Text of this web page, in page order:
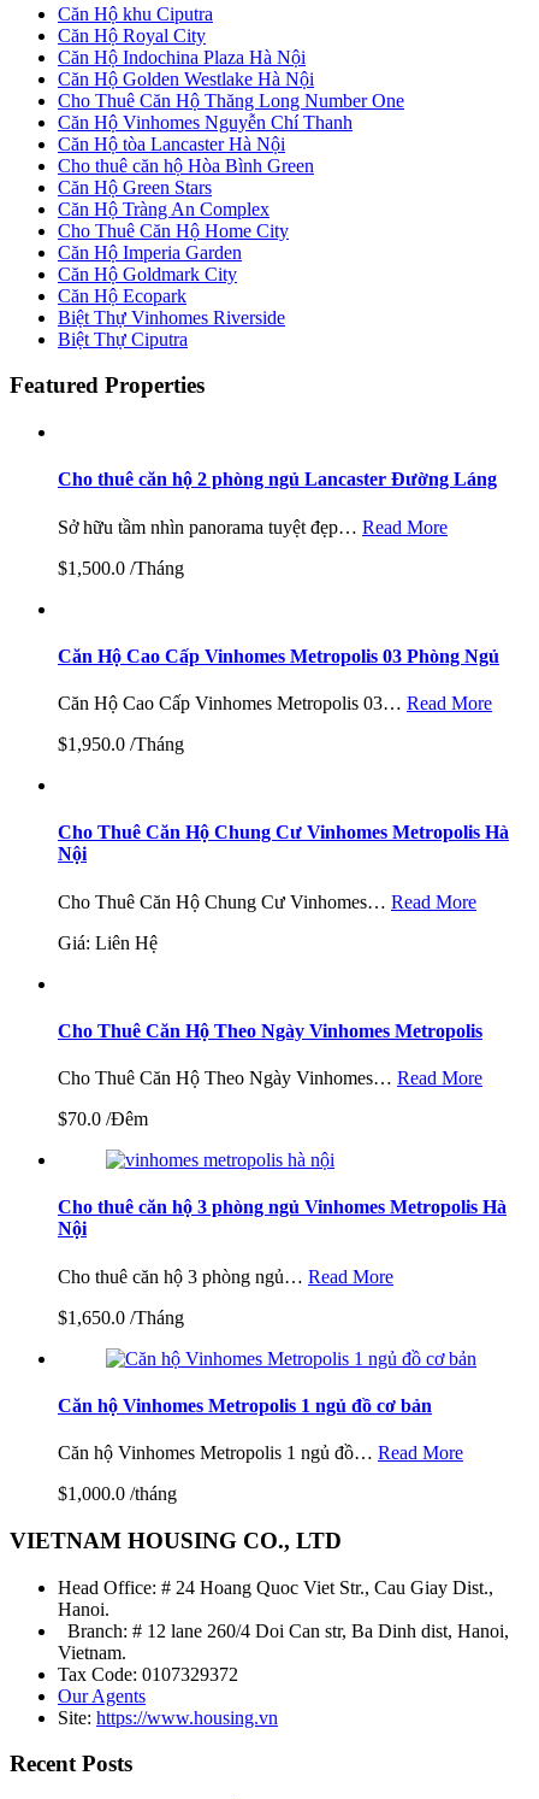
Căn Hộ khu Ciputra
Căn Hộ Royal City
Căn Hộ Indochina Plaza Hà Nội
Căn Hộ Golden Westlake Hà Nội
Cho Thuê Căn Hộ Thăng Long Number One
Căn Hộ Vinhomes Nguyễn Chí Thanh
Căn Hộ tòa Lancaster Hà Nội
Cho thuê căn hộ Hòa Bình Green
Căn Hộ Green Stars
Căn Hộ Tràng An Complex
Cho Thuê Căn Hộ Home City
Căn Hộ Imperia Garden
Căn Hộ Goldmark City
Căn Hộ Ecopark
Biệt Thự Vinhomes Riverside
Biệt Thự Ciputra
Featured Properties
Cho thuê căn hộ 2 phòng ngủ Lancaster Đường Láng
Sở hữu tầm nhìn panorama tuyệt đẹp… Read More
$1,500.0 /Tháng
Căn Hộ Cao Cấp Vinhomes Metropolis 03 Phòng Ngủ
Căn Hộ Cao Cấp Vinhomes Metropolis 03… Read More
$1,950.0 /Tháng
Cho Thuê Căn Hộ Chung Cư Vinhomes Metropolis Hà
Nội
Cho Thuê Căn Hộ Chung Cư Vinhomes… Read More
Giá: Liên Hệ
Cho Thuê Căn Hộ Theo Ngày Vinhomes Metropolis
Cho Thuê Căn Hộ Theo Ngày Vinhomes… Read More
$70.0 /Đêm
Cho thuê căn hộ 3 phòng ngủ Vinhomes Metropolis Hà
Nội
Cho thuê căn hộ 3 phòng ngủ… Read More
$1,650.0 /Tháng
Căn hộ Vinhomes Metropolis 1 ngủ đồ cơ bản
Căn hộ Vinhomes Metropolis 1 ngủ đồ… Read More
$1,000.0 /tháng
VIETNAM HOUSING CO., LTD
Head Office: # 24 Hoang Quoc Viet Str., Cau Giay Dist.,
Hanoi.
Branch: # 12 lane 260/4 Doi Can str, Ba Dinh dist, Hanoi,
Vietnam.
Tax Code: 0107329372
Our Agents
Site: https://www.housing.vn
Recent Posts